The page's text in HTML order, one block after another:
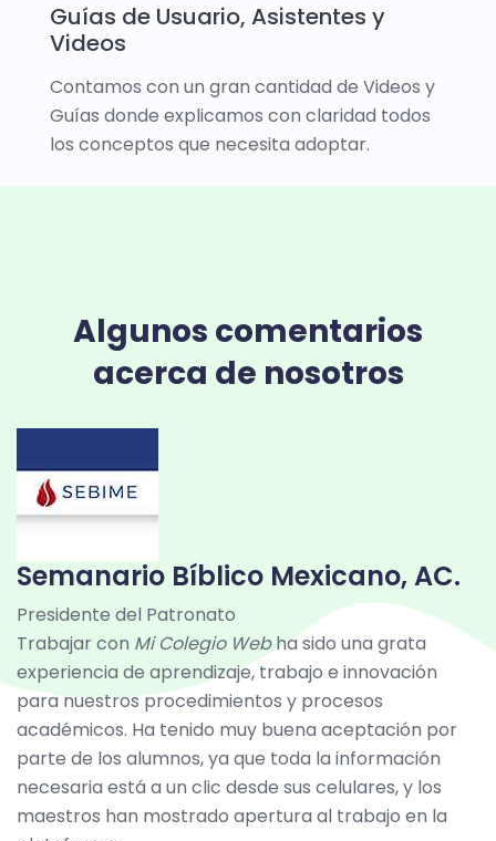
Guías de Usuario, Asistentes y
Videos
Contamos con un gran cantidad de Videos y
Guías donde explicamos con claridad todos
los conceptos que necesita adoptar.
Algunos comentarios
acerca de nosotros
Semanario Bíblico Mexicano, AC.
Presidente del Patronato
Trabajar con Mi Colegio Webha sido una grata
experiencia de aprendizaje, trabajo e innovación
para nuestros procedimientos y procesos
académicos. Ha tenido muy buena aceptación por
parte de los alumnos, ya que toda la información
necesaria está a un clic desde sus celulares, y los
maestros han mostrado apertura al trabajo en la